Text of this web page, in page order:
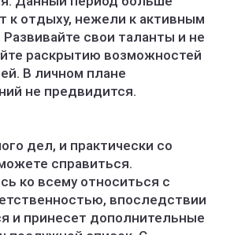
к отдыху, нежели к активным
свои таланты и не
раскрытию возможностей
В личном плане
не предвидится.
дел, и практически со
справиться.
ко всему относиться с
впоследствии
и принесет дополнительные